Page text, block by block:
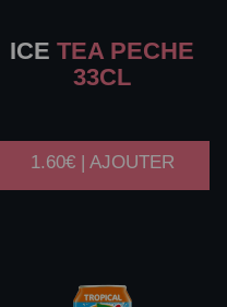
ICE TEA PECHE
33CL
1.60€ | AJOUTER